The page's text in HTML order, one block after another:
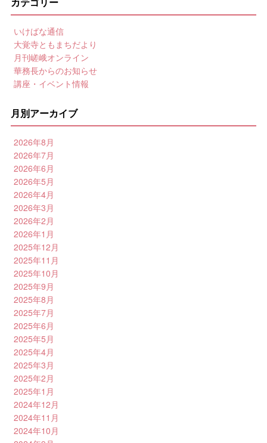
カテゴリー
いけばな通信
大覚寺ともまちだより
月刊嵯峨オンライン
華務長からのお知らせ
講座・イベント情報
月別アーカイブ
2026年8月
2026年7月
2026年6月
2026年5月
2026年4月
2026年3月
2026年2月
2026年1月
2025年12月
2025年11月
2025年10月
2025年9月
2025年8月
2025年7月
2025年6月
2025年5月
2025年4月
2025年3月
2025年2月
2025年1月
2024年12月
2024年11月
2024年10月